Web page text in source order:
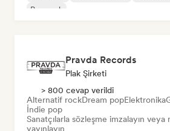
Pop rock
Pravda Records
Plak Şirketi
> 800 cevap verildi
Alternatif rockDream popElektronika
İndie pop
Sanatçılarla sözleşme imzalayın veya
yayınlayın